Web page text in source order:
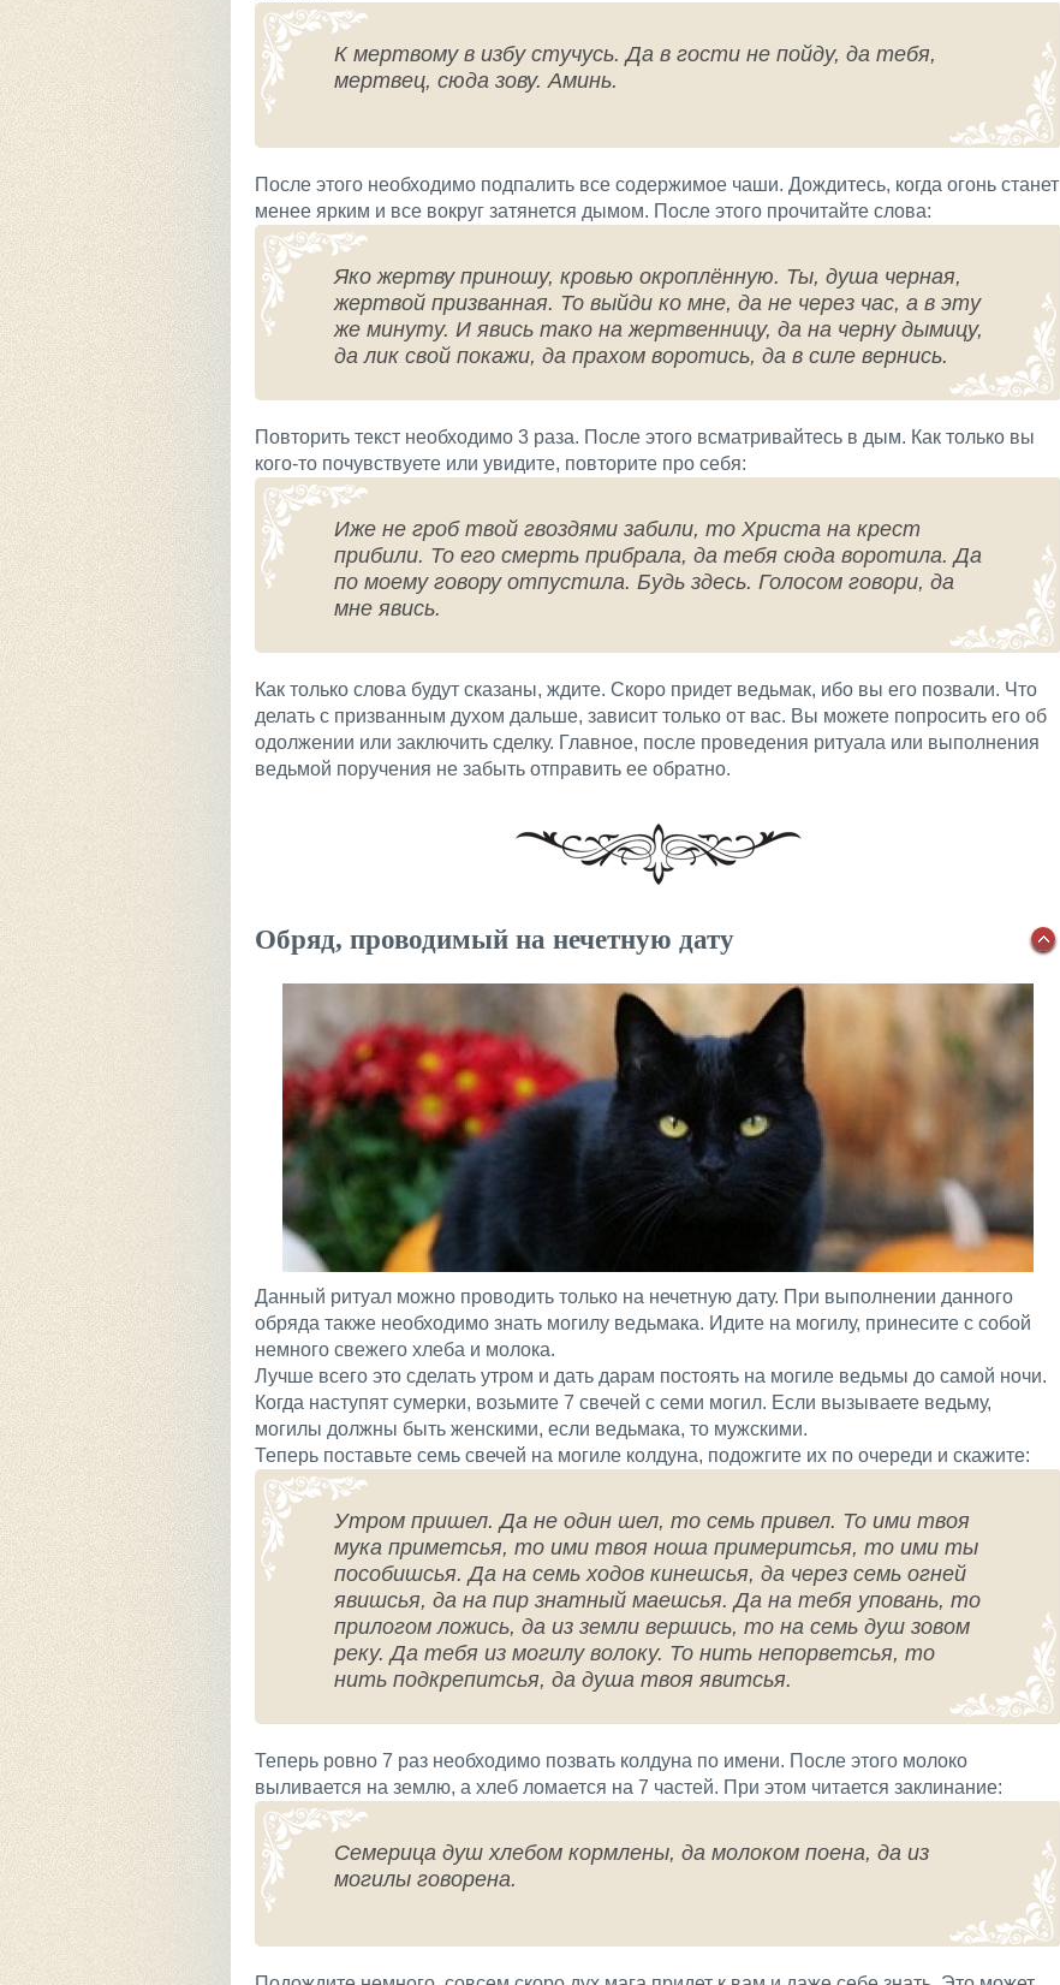
К мертвому в избу стучусь. Да в гости не пойду, да тебя,
мертвец, сюда зову. Аминь.
После этого необходимо подпалить все содержимое чаши. Дождитесь, когда огонь станет
менее ярким и все вокруг затянется дымом. После этого прочитайте слова:
Яко жертву приношу, кровью окроплённую. Ты, душа черная,
жертвой призванная. То выйди ко мне, да не через час, а в эту
же минуту. И явись тако на жертвенницу, да на черну дымицу,
да лик свой покажи, да прахом воротись, да в силе вернись.
Повторить текст необходимо 3 раза. После этого всматривайтесь в дым. Как только вы
кого-то почувствуете или увидите, повторите про себя:
Иже не гроб твой гвоздями забили, то Христа на крест
прибили. То его смерть прибрала, да тебя сюда воротила. Да
по моему говору отпустила. Будь здесь. Голосом говори, да
мне явись.
Как только слова будут сказаны, ждите. Скоро придет ведьмак, ибо вы его позвали. Что
делать с призванным духом дальше, зависит только от вас. Вы можете попросить его об
одолжении или заключить сделку. Главное, после проведения ритуала или выполнения
ведьмой поручения не забыть отправить ее обратно.
Обряд, проводимый на нечетную дату
Данный ритуал можно проводить только на нечетную дату. При выполнении данного
обряда также необходимо знать могилу ведьмака. Идите на могилу, принесите с собой
немного свежего хлеба и молока.
Лучше всего это сделать утром и дать дарам постоять на могиле ведьмы до самой ночи.
Когда наступят сумерки, возьмите 7 свечей с семи могил. Если вызываете ведьму,
могилы должны быть женскими, если ведьмака, то мужскими.
Теперь поставьте семь свечей на могиле колдуна, подожгите их по очереди и скажите:
Утром пришел. Да не один шел, то семь привел. То ими твоя
мука приметсья, то ими твоя ноша примеритсья, то ими ты
пособишсья. Да на семь ходов кинешсья, да через семь огней
явишсья, да на пир знатный маешсья. Да на тебя уповань, то
прилогом ложись, да из земли вершись, то на семь душ зовом
реку. Да тебя из могилу волоку. То нить непорветсья, то
нить подкрепитсья, да душа твоя явитсья.
Теперь ровно 7 раз необходимо позвать колдуна по имени. После этого молоко
выливается на землю, а хлеб ломается на 7 частей. При этом читается заклинание:
Семерица душ хлебом кормлены, да молоком поена, да из
могилы говорена.